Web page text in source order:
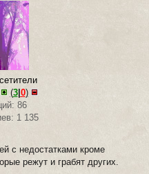
(3| 0)
86
1 135
с недостатками кроме
режут и грабят других.